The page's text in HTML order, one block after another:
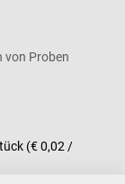
von Proben
(€ 0,02 /